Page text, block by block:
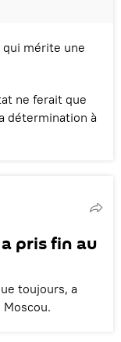
mérite une
ne ferait que
détermination à
pris fin au
toujours, a